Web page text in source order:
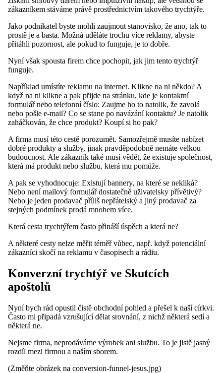
zákazníkem stáváme právě prostřednictvím takového trychtýře.
Jako podnikatel byste mohli zaujmout stanovisko, že ano, tak to
prostě je a basta. Možná uděláte trochu více reklamy, abyste
přitáhli pozornost, ale pokud to funguje, je to dobře.
Nyní však spousta firem chce pochopit, jak jim tento trychtýř
funguje.
Například umístíte reklamu na internet. Klikne na ni někdo? A
když na ni klikne a pak přijde na stránku, kde je kontaktní
formulář nebo telefonní číslo: Zaujme ho to natolik, že zavolá
nebo pošle e-mail? Co se stane po navázání kontaktu? Je natolik
zaháčkován, že chce produkt? Koupí si ho pak?
A firma musí této cestě porozumět. Samozřejmě musíte nabízet
dobré produkty a služby, jinak pravděpodobně nemáte velkou
budoucnost. Ale zákazník také musí vědět, že existuje společnost,
která má produkt nebo službu, která mu pomůže.
A pak se vyhodnocuje: Existují bannery, na které se nekliká?
Nebo není mailový formulář dostatečně uživatelsky přívětivý?
Nebo je jeden prodavač příliš nepřátelský a jiný prodavač za
stejných podmínek prodá mnohem více.
Která cesta trychtýřem často přináší úspěch a která ne?
A některé cesty nelze měřit téměř vůbec, např. když potenciální
zákazníci skočí na reklamu v časopisech a rádiu.
Konverzní trychtýř ve Skutcích
apoštolů
Nyní bych rád opustil čistě obchodní pohled a přešel k naší církvi.
Často mi připadá vzrušující dělat srovnání, z nichž některá sedí a
některá ne.
Nejsme firma, neprodáváme výrobek ani službu. To je jistě jasný
rozdíl mezi firmou a naším sborem.
(Změňte obrázek na conversion-funnel-jesus.jpg)